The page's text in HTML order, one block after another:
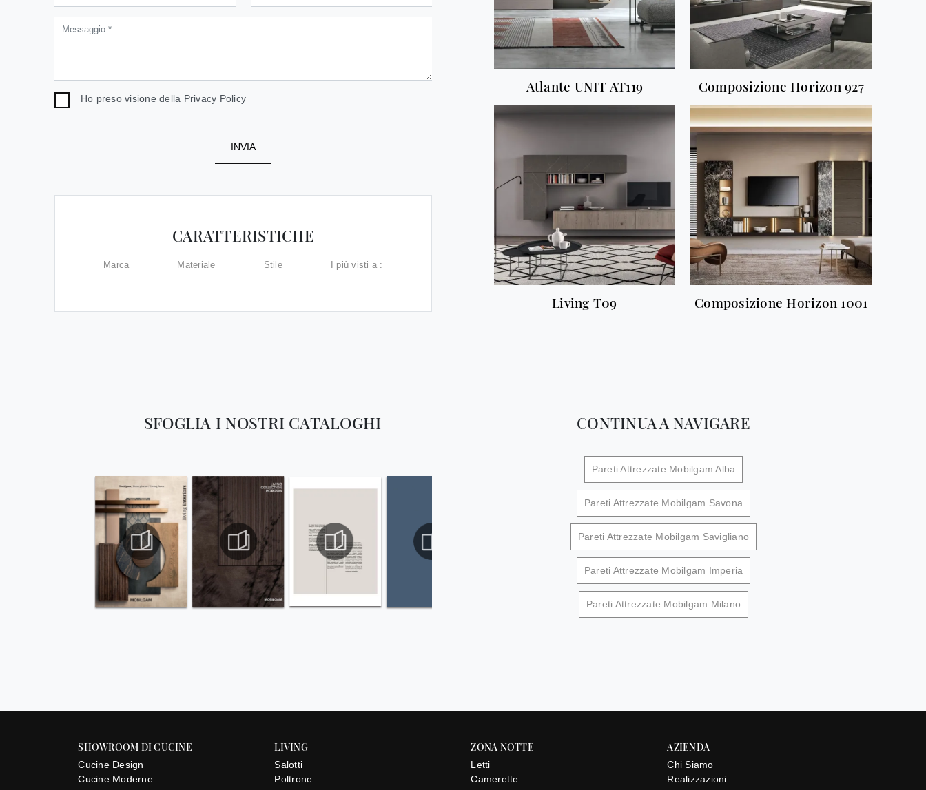
Ho preso visione della Privacy Policy
INVIA
CARATTERISTICHE
Marca Materiale Stile I più visti a :
Atlante UNIT AT119 Composizione Horizon 927
Living T09 Composizione Horizon 1001
SFOGLIA I NOSTRI CATALOGHI CONTINUA A NAVIGARE
Pareti Attrezzate Mobilgam Alba
Pareti Attrezzate Mobilgam Savona
Pareti Attrezzate Mobilgam Savigliano
Pareti Attrezzate Mobilgam Imperia
Pareti Attrezzate Mobilgam Milano
SHOWROOM DI CUCINE
Cucine Design
Cucine Moderne
LIVING
Salotti
Poltrone
ZONA NOTTE
Letti
Camerette
AZIENDA
Chi Siamo
Realizzazioni